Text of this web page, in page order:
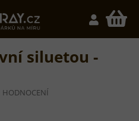
siluetou -
HODNOCENÍ